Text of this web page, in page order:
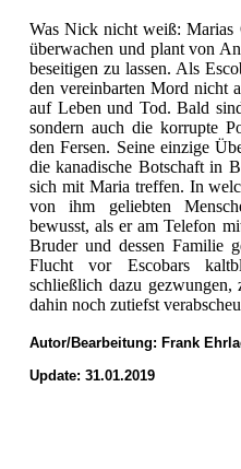
Was Nick nicht weiß: Marias
überwachen und plant von
beseitigen zu lassen. Als
den vereinbarten Mord nicht
auf Leben und Tod. Bald
sondern auch die korrupte
den Fersen. Seine einzige
die kanadische Botschaft in
sich mit Maria treffen. In
von ihm geliebten
bewusst, als er am Telefon
Bruder und dessen Familie
Flucht vor Escobars
schließlich dazu
dahin noch zutiefst
Autor/Bearbeitung: Frank
Update: 31.01.2019